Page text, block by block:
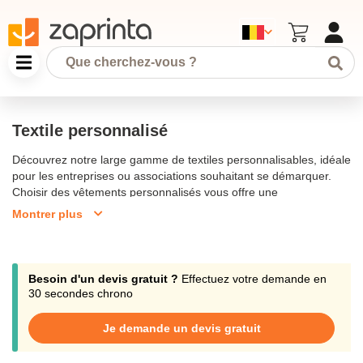
Textile personnalisé
Découvrez notre large gamme de textiles personnalisables, idéale
pour les entreprises ou associations souhaitant se démarquer.
Choisir des vêtements personnalisés vous offre une
personnalisation adaptée à vos besoins, qu'il s'agisse d'un polo
personnalisé, d'un sweat personnalisé ou d'une veste.
promouvoir votre image de marque.Nous proposons une large
gamme de vêtements de haute qualité, allant des polos aux
vêtements personnalisés sont un excellent moyen de renforcer
l'identité de votre entreprise ou association. Grâce à notre module
de personnalisation textile, vous pouvez créer des articles
Montrer plus
Besoin d'un devis gratuit ? Effectuez votre demande en
30 secondes chrono
Je demande un devis gratuit